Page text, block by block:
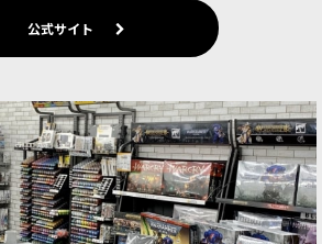
公式サイト